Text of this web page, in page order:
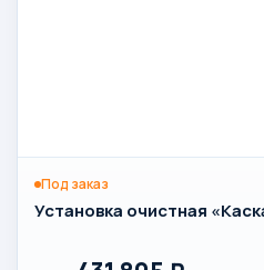
Под заказ
Установка очистная